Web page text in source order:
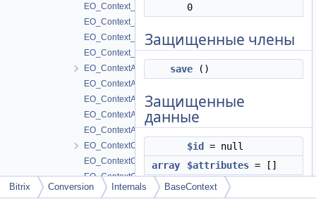
EO_Context_Collection
EO_Context_Entity
EO_Context_Query
EO_Context_Result
EO_ContextAttribute
EO_ContextAttribute_Collection
EO_ContextAttribute_Entity
EO_ContextAttribute_Query
EO_ContextAttribute_Result
EO_ContextCounterDay
EO_ContextCounterDay_Collection
EO_ContextCounterDay_Entity
EO_ContextCounterDay_Query
0
Защищенные члены
save ()
Защищенные
данные
$id
= null
array
$attributes = []
Bitrix Conversion Internals BaseContext